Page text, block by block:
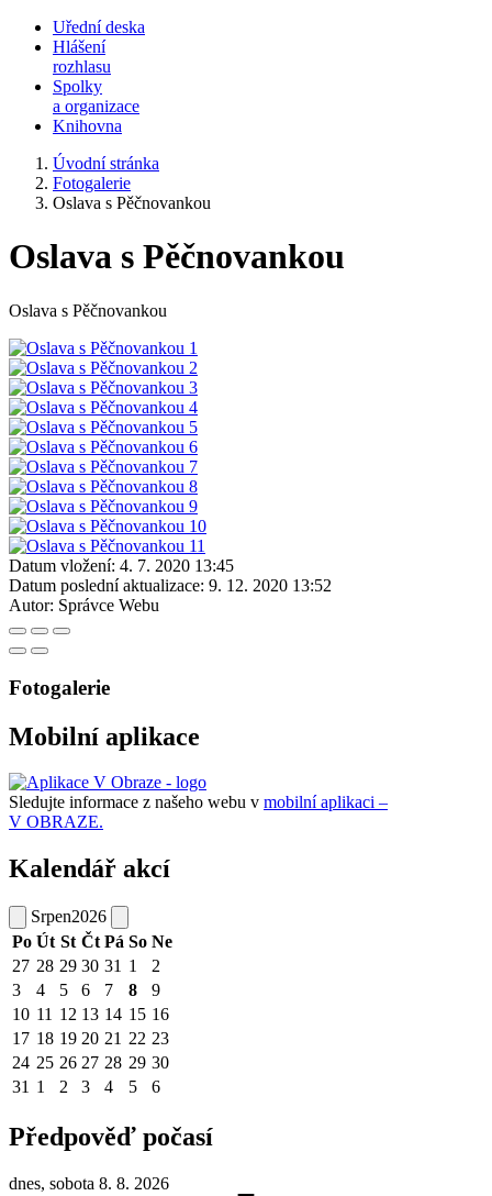
Uřední deska
Hlášení
rozhlasu
Spolky
a organizace
Knihovna
Úvodní stránka
Fotogalerie
Oslava s Pěčnovankou
Oslava s Pěčnovankou
Oslava s Pěčnovankou
Datum vložení: 4. 7. 2020 13:45
Datum poslední aktualizace: 9. 12. 2020 13:52
Autor: Správce Webu
Fotogalerie
Mobilní aplikace
Sledujte informace z našeho webu v mobilní aplikaci –
V OBRAZE.
Kalendář akcí
Srpen2026
Po Út St Čt Pá So Ne
27 28 29 30 31 1
2
3
4 5 6 7 8
9
10 11 12 13 14 15 16
17 18 19 20 21 22 23
24 25 26 27 28 29 30
31 1 2 3 4 5 6
Předpověď počasí
dnes, sobota 8. 8. 2026